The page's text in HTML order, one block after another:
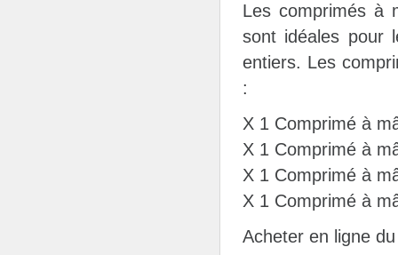
Les comprimés à
sont idéales pour
entiers. Les
:
X 1 Comprimé à
X 1 Comprimé à
X 1 Comprimé à
X 1 Comprimé à
Acheter en ligne